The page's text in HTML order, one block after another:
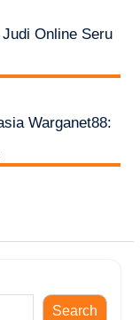
Online Seru
Warganet88:
Search